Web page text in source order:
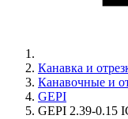
Канавка и
Канавочные и
GEPI
GEPI 2.39-0.15